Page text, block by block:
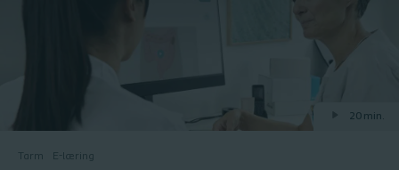
Tarm E-læring
20 min.